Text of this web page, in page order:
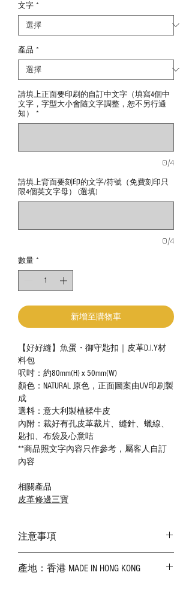
文字 *
產品 *
請填上正面要印刷的自訂中文字（填寫4個中
文字，字型大小會隨文字調整，恕不另行通
知）
*
0/4
請填上背面要刻印的文字/符號（免費刻印只
限4個英文字母） (選填)
0/4
數量 *
新增至購物車
【好好縫】魚蛋・御守匙扣｜皮革D.I.Y材
料包
呎吋：約80mm(H) x 50mm(W)
顏色：NATURAL 原色，正面圖案由UV印刷製
成
選料：意大利製植鞣牛皮
內附：裁好有孔皮革裁片、縫針、蠟線、
匙扣、布袋及心意咭
**商品照文字內容只作參考，屬客人自訂
內容
相關產品
皮革修邊三寶
注意事項
實物為準；
產地：香港 MADE IN HONG KONG